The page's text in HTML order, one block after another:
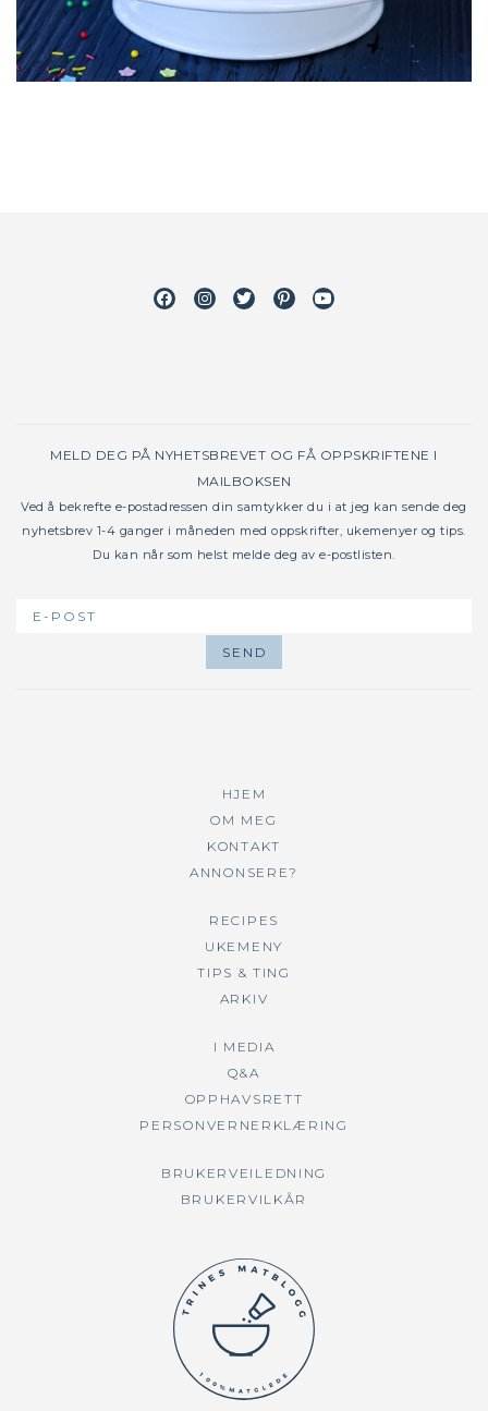
FacebookInstagram
TwitterPinterestYoutube
MELD DEG PÅ NYHETSBREVET OG FÅ OPPSKRIFTENE I
MAILBOKSEN
Ved å bekrefte e-postadressen din samtykker du i at jeg kan sende deg
nyhetsbrev 1-4 ganger i måneden med oppskrifter, ukemenyer og tips.
Du kan når som helst melde deg av e-postlisten.
HJEM
OM MEG
KONTAKT
ANNONSERE?
RECIPES
UKEMENY
TIPS & TING
ARKIV
I MEDIA
Q&A
OPPHAVSRETT
PERSONVERNERKLÆRING
BRUKERVEILEDNING
BRUKERVILKÅR